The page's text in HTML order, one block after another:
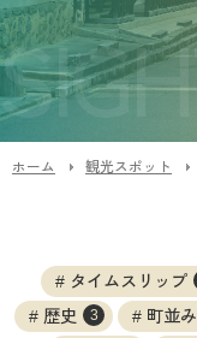
ホーム 観光スポット
タイムスリップ
歴史 3 町並み